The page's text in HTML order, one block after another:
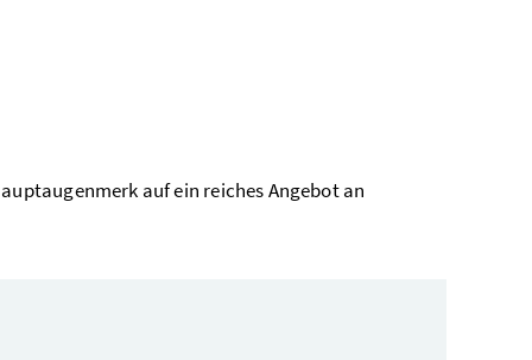
auf ein reiches Angebot an